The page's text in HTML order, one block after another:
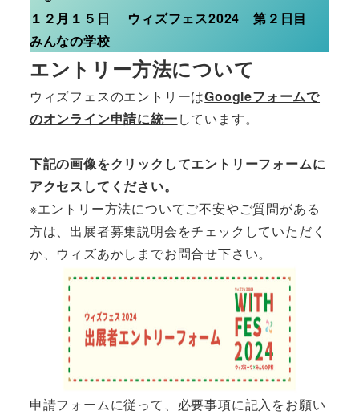
１２月１５日 ウィズフェス2024 第２日目
みんなの学校
エントリー方法について
ウィズフェスのエントリーはGoogleフォームで
のオンライン申請に統一しています。
下記の画像をクリックしてエントリーフォームに
アクセスしてください。
※エントリー方法についてご不安やご質問がある
方は、出展者募集説明会をチェックしていただく
か、ウィズあかしまでお問合せ下さい。
申請フォームに従って、必要事項に記入をお願い